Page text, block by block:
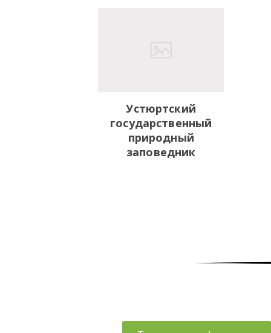
Устюртский
государственный
природный
заповедник